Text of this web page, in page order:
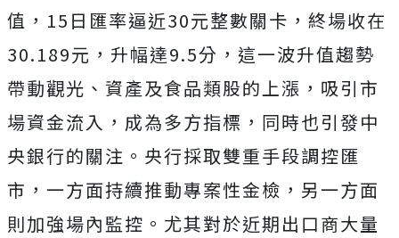
值，15日匯率逼近30元整數關卡，終場收在
30.189元，升幅達9.5分，這一波升值趨勢
帶動觀光、資產及食品類股的上漲，吸引市
場資金流入，成為多方指標，同時也引發中
央銀行的關注。央行採取雙重手段調控匯
市，一方面持續推動專案性金檢，另一方面
則加強場內監控。尤其對於近期出口商大量